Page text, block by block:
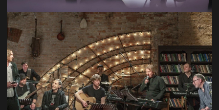
О нас
Контакты
Политика
конфиденциальности
Проекты